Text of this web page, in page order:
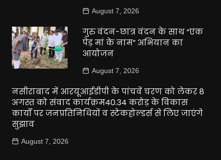
August 7, 2026
गुरु वंदन-छात्र वंदन के साथ “एक
पेड़ मां के नाम” अभियान का
आयोजन
August 7, 2026
नसीराबाद में आरयूआईडीपी के पांचवें चरण को लेकर 8
अगस्त को संवाद कार्यक्रम40.34 करोड़ के विकास
कार्यों पर जनप्रतिनिधियों व स्टेकहोल्डर्स से लिए जाएंगे
सुझाव
August 7, 2026